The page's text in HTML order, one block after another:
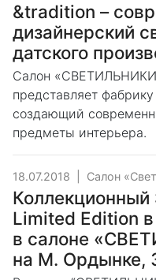
&tradition –
дизайнерский
датского
Салон
представляет
создающий
предметы интерьера.
18.07.2018 Салон
Коллекционный
Limited Edition
в салоне
на М. Ордынке,